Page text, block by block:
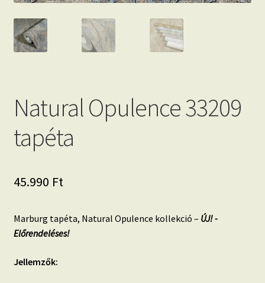
Natural Opulence 33209
tapéta
45.990 Ft
Marburg tapéta, Natural Opulence kollekció – ÚJ! -
Előrendeléses!
Jellemzők: